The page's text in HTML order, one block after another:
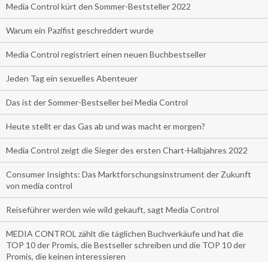
Media Control kürt den Sommer-Beststeller 2022
Warum ein Pazifist geschreddert wurde
Media Control registriert einen neuen Buchbestseller
Jeden Tag ein sexuelles Abenteuer
Das ist der Sommer-Bestseller bei Media Control
Heute stellt er das Gas ab und was macht er morgen?
Media Control zeigt die Sieger des ersten Chart-Halbjahres 2022
Consumer Insights: Das Marktforschungsinstrument der Zukunft
von media control
Reiseführer werden wie wild gekauft, sagt Media Control
MEDIA CONTROL zählt die täglichen Buchverkäufe und hat die
TOP 10 der Promis, die Bestseller schreiben und die TOP 10 der
Promis, die keinen interessieren